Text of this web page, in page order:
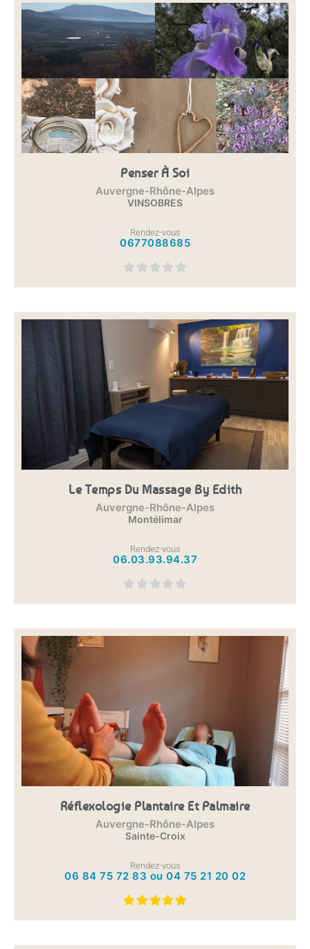
Penser À Soi
Auvergne-Rhône-Alpes
VINSOBRES
Rendez-vous
0677088685
Le Temps Du Massage By Edith
Auvergne-Rhône-Alpes
Montélimar
Rendez-vous
06.03.93.94.37
Réflexologie Plantaire Et Palmaire
Auvergne-Rhône-Alpes
Sainte-Croix
Rendez-vous
06 84 75 72 83 ou 04 75 21 20 02